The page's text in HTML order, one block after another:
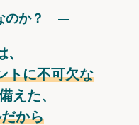
のか？
トに不可欠な
えた、
から